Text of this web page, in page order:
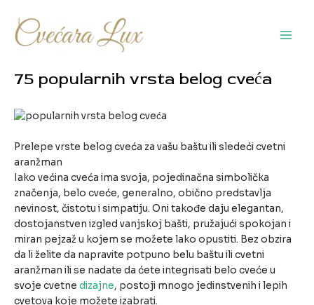
sadržaj
75 popularnih vrsta belog cveća
Prelepe vrste belog cveća za vašu baštu ili sledeći cvetni
aranžman
Iako većina cveća ima svoja, pojedinačna simbolička
značenja, belo cveće, generalno, obično predstavlja
nevinost, čistotu i simpatiju. Oni takođe daju elegantan,
dostojanstven izgled vanjskoj bašti, pružajući spokojan i
miran pejzaž u kojem se možete lako opustiti. Bez obzira
da li želite da napravite potpuno belu baštu ili cvetni
aranžman ili se nadate da ćete integrisati belo cveće u
svoje cvetne dizajne, postoji mnogo jedinstvenih i lepih
cvetova koje možete izabrati.